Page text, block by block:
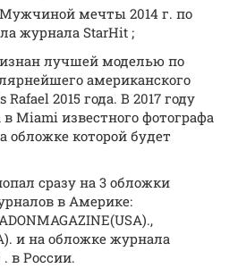
мечты 2014 г. по
журнала StarHit ;
лучшей моделью по
американского
2015 года. В 2017 году
Miami известного фотографа
обложке которой будет
сразу на 3 обложки
в Америке:
и на обложке журнала
. в России.